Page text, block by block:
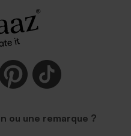
ou une remarque ?